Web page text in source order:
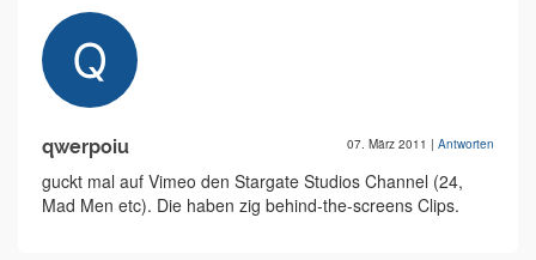
qwerpoiu 07. März 2011 | Antworten
guckt mal auf Vimeo den Stargate Studios Channel (24,
Mad Men etc). Die haben zig behind-the-screens Clips.